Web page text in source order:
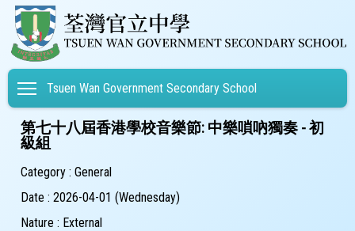
Toggle main menu visibility
Tsuen Wan Government Secondary School
第七十八屆香港學校音樂節: 中樂嗩吶獨奏 - 初
級組
Category : General
Date : 2026-04-01 (Wednesday)
Nature : External